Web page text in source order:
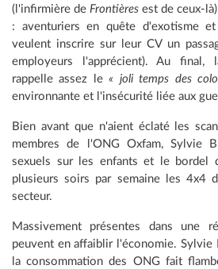
(l'infirmière deFrontières est de ceux-
: aventuriers en quête d'exotisme
veulent inscrire sur leur CV un
employeurs l'apprécient). Au
rappelle assez le« joli temps des
environnante et l'insécurité liée aux
Bien avant que n'aient éclaté les
membres de l'ONG Oxfam, Sylvie
sexuels sur les enfants et le bordel
plusieurs soirs par semaine les 4x4
secteur.
Massivement présentes dans une
peuvent en affaiblir l'économie. Sylvie
la consommation des ONG fait